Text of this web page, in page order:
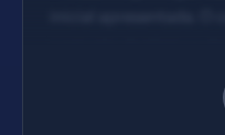
específicos de posts
benefício único para o